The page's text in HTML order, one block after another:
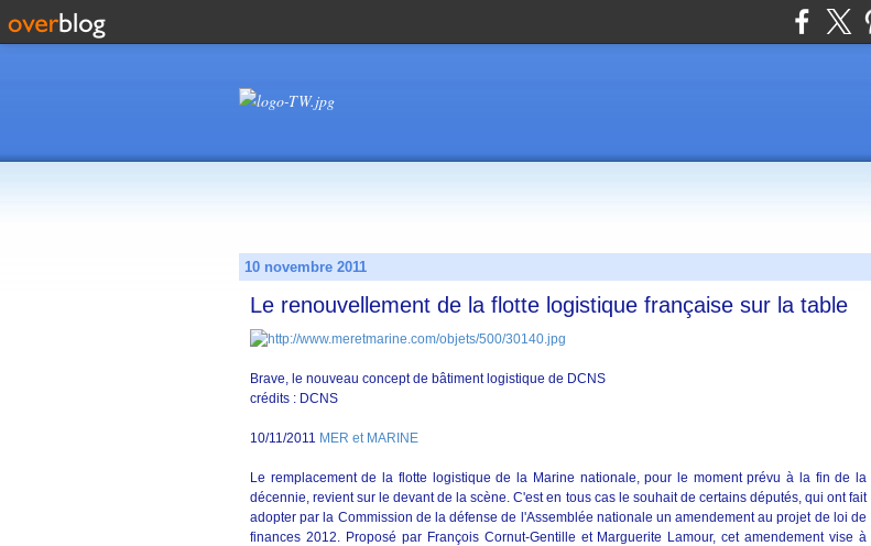
10 novembre 2011
Le renouvellement de la flotte logistique française sur la table
Brave, le nouveau concept de bâtiment logistique de DCNS
crédits : DCNS
10/11/2011 MER et MARINE
Le remplacement de la flotte logistique de la Marine nationale, pour le moment prévu à la fin de la
décennie, revient sur le devant de la scène. C'est en tous cas le souhait de certains députés, qui ont fait
adopter par la Commission de la défense de l'Assemblée nationale un amendement au projet de loi de
finances 2012. Proposé par François Cornut-Gentille et Marguerite Lamour, cet amendement vise à